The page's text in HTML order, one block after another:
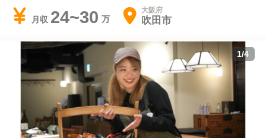
月収 24~30 大阪府
吹田市
1/4